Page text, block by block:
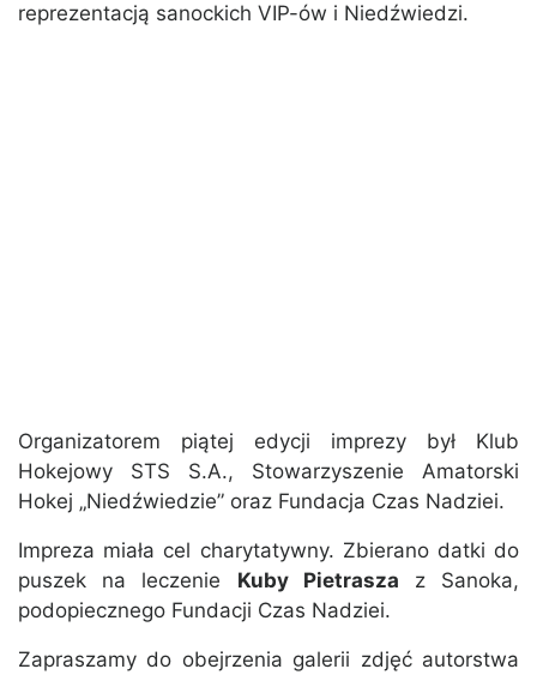
reprezentacją sanockich VIP-ów i Niedźwiedzi.
Organizatorem piątej edycji imprezy był Klub
Hokejowy STS S.A., Stowarzyszenie Amatorski
Hokej „Niedźwiedzie” oraz Fundacja Czas Nadziei.
Impreza miała cel charytatywny. Zbierano datki do
puszek na leczenie Kuby Pietrasza z Sanoka,
podopiecznego Fundacji Czas Nadziei.
Zapraszamy do obejrzenia galerii zdjęć autorstwa